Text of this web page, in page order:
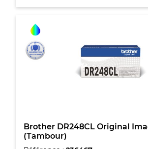
Brother
Brother DR248CL Original
(Tambour)